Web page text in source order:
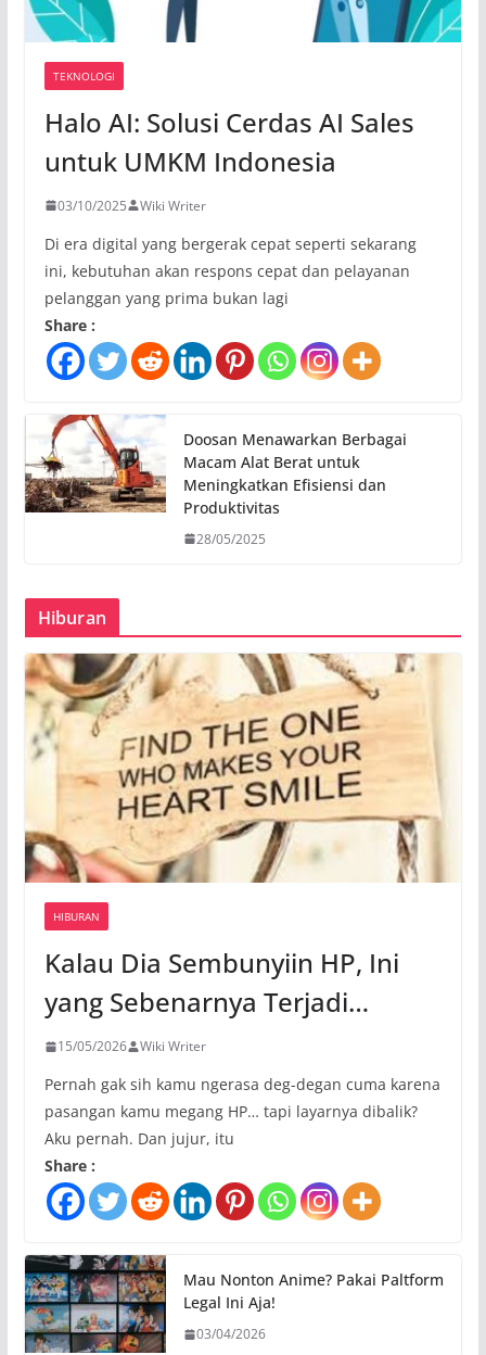
TEKNOLOGI
Halo AI: Solusi Cerdas AI Sales
untuk UMKM Indonesia
03/10/2025 Wiki Writer
Di era digital yang bergerak cepat seperti sekarang
ini, kebutuhan akan respons cepat dan pelayanan
pelanggan yang prima bukan lagi
Share :
Doosan Menawarkan Berbagai
Macam Alat Berat untuk
Meningkatkan Efisiensi dan
Produktivitas
28/05/2025
Hiburan
HIBURAN
Kalau Dia Sembunyiin HP, Ini
yang Sebenarnya Terjadi…
15/05/2026 Wiki Writer
Pernah gak sih kamu ngerasa deg-degan cuma karena
pasangan kamu megang HP… tapi layarnya dibalik?
Aku pernah. Dan jujur, itu
Share :
Mau Nonton Anime? Pakai Paltform
Legal Ini Aja!
03/04/2026